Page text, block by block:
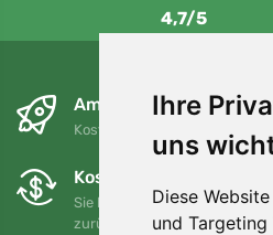
Ihre
uns
Diese
und Targeting
4,7/5
Am nächsten Tag und
Kostenloser Versand für
Kostenloser Umtausch
Sie können Ihre Bestellung
zurückgeben oder